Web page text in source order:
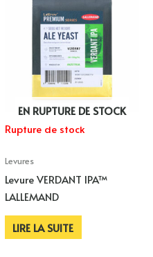
EN RUPTURE DE STOCK
Rupture de stock
Levures
Levure VERDANT IPA™
LALLEMAND
LIRE LA SUITE